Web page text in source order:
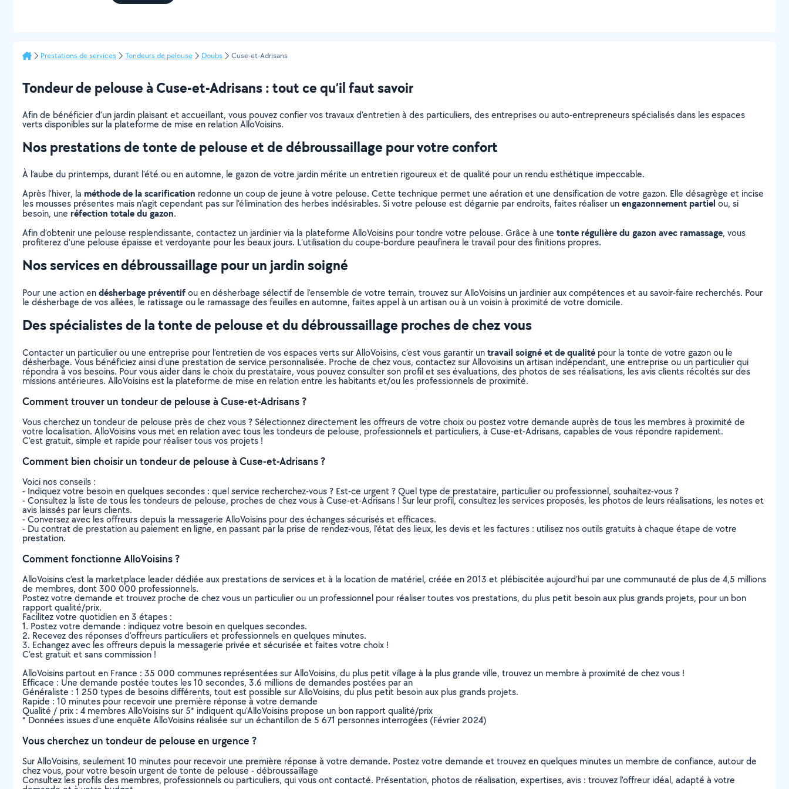
Prestations de services Tondeurs de pelouse Doubs Cuse-et-Adrisans
Tondeur de pelouse à Cuse-et-Adrisans : tout ce qu’il faut savoir
Afin de bénéficier d’un jardin plaisant et accueillant, vous pouvez confier vos travaux d’entretien à des particuliers, des entreprises ou auto-entrepreneurs spécialisés dans les espaces
verts disponibles sur la plateforme de mise en relation AlloVoisins.
Nos prestations de tonte de pelouse et de débroussaillage pour votre confort
À l’aube du printemps, durant l’été ou en automne, le gazon de votre jardin mérite un entretien rigoureux et de qualité pour un rendu esthétique impeccable.
Après l’hiver, la méthode de la scarification redonne un coup de jeune à votre pelouse. Cette technique permet une aération et une densification de votre gazon. Elle désagrège et incise
les mousses présentes mais n’agit cependant pas sur l’élimination des herbes indésirables. Si votre pelouse est dégarnie par endroits, faites réaliser unengazonnement partiel ou, si
besoin, une réfection totale du gazon.
Afin d’obtenir une pelouse resplendissante, contactez un jardinier via la plateforme AlloVoisins pour tondre votre pelouse. Grâce à une tonte régulière du gazon avec ramassage, vous
profiterez d’une pelouse épaisse et verdoyante pour les beaux jours. L’utilisation du coupe-bordure peaufinera le travail pour des finitions propres.
Nos services en débroussaillage pour un jardin soigné
Pour une action endésherbage préventifou en désherbage sélectif de l’ensemble de votre terrain, trouvez sur AlloVoisins un jardinier aux compétences et au savoir-faire recherchés. Pour
le désherbage de vos allées, le ratissage ou le ramassage des feuilles en automne, faites appel à un artisan ou à un voisin à proximité de votre domicile.
Des spécialistes de la tonte de pelouse et du débroussaillage proches de chez vous
Contacter un particulier ou une entreprise pour l’entretien de vos espaces verts sur AlloVoisins, c’est vous garantir untravail soigné et de qualité pour la tonte de votre gazon ou le
désherbage. Vous bénéficiez ainsi d’une prestation de service personnalisée. Proche de chez vous, contactez sur Allovoisins un artisan indépendant, une entreprise ou un particulier qui
répondra à vos besoins. Pour vous aider dans le choix du prestataire, vous pouvez consulter son profil et ses évaluations, des photos de ses réalisations, les avis clients récoltés sur des
missions antérieures. AlloVoisins est la plateforme de mise en relation entre les habitants et/ou les professionnels de proximité.
Comment trouver un tondeur de pelouse à Cuse-et-Adrisans ?
Vous cherchez un tondeur de pelouse près de chez vous ? Sélectionnez directement les offreurs de votre choix ou postez votre demande auprès de tous les membres à proximité de
votre localisation. AlloVoisins vous met en relation avec tous les tondeurs de pelouse, professionnels et particuliers, à Cuse-et-Adrisans, capables de vous répondre rapidement.
C’est gratuit, simple et rapide pour réaliser tous vos projets !
Comment bien choisir un tondeur de pelouse à Cuse-et-Adrisans ?
Voici nos conseils :
- Indiquez votre besoin en quelques secondes : quel service recherchez-vous ? Est-ce urgent ? Quel type de prestataire, particulier ou professionnel, souhaitez-vous ?
- Consultez la liste de tous les tondeurs de pelouse, proches de chez vous à Cuse-et-Adrisans ! Sur leur profil, consultez les services proposés, les photos de leurs réalisations, les notes et
avis laissés par leurs clients.
- Conversez avec les offreurs depuis la messagerie AlloVoisins pour des échanges sécurisés et efficaces.
- Du contrat de prestation au paiement en ligne, en passant par la prise de rendez-vous, l’état des lieux, les devis et les factures : utilisez nos outils gratuits à chaque étape de votre
prestation.
Comment fonctionne AlloVoisins ?
AlloVoisins c’est la marketplace leader dédiée aux prestations de services et à la location de matériel, créée en 2013 et plébiscitée aujourd’hui par une communauté de plus de 4,5 millions
de membres, dont 300 000 professionnels.
Postez votre demande et trouvez proche de chez vous un particulier ou un professionnel pour réaliser toutes vos prestations, du plus petit besoin aux plus grands projets, pour un bon
rapport qualité/prix.
Facilitez votre quotidien en 3 étapes :
1. Postez votre demande : indiquez votre besoin en quelques secondes.
2. Recevez des réponses d’offreurs particuliers et professionnels en quelques minutes.
3. Echangez avec les offreurs depuis la messagerie privée et sécurisée et faites votre choix !
C’est gratuit et sans commission !
AlloVoisins partout en France : 35 000 communes représentées sur AlloVoisins, du plus petit village à la plus grande ville, trouvez un membre à proximité de chez vous !
Efficace : Une demande postée toutes les 10 secondes, 3.6 millions de demandes postées par an
Généraliste : 1 250 types de besoins différents, tout est possible sur AlloVoisins, du plus petit besoin aux plus grands projets.
Rapide : 10 minutes pour recevoir une première réponse à votre demande
Qualité / prix : 4 membres AlloVoisins sur 5* indiquent qu’AlloVoisins propose un bon rapport qualité/prix
* Données issues d’une enquête AlloVoisins réalisée sur un échantillon de 5 671 personnes interrogées (Février 2024)
Vous cherchez un tondeur de pelouse en urgence ?
Sur AlloVoisins, seulement 10 minutes pour recevoir une première réponse à votre demande. Postez votre demande et trouvez en quelques minutes un membre de confiance, autour de
chez vous, pour votre besoin urgent de tonte de pelouse - débroussaillage
Consultez les profils des membres, professionnels ou particuliers, qui vous ont contacté. Présentation, photos de réalisation, expertises, avis : trouvez l'offreur idéal, adapté à votre